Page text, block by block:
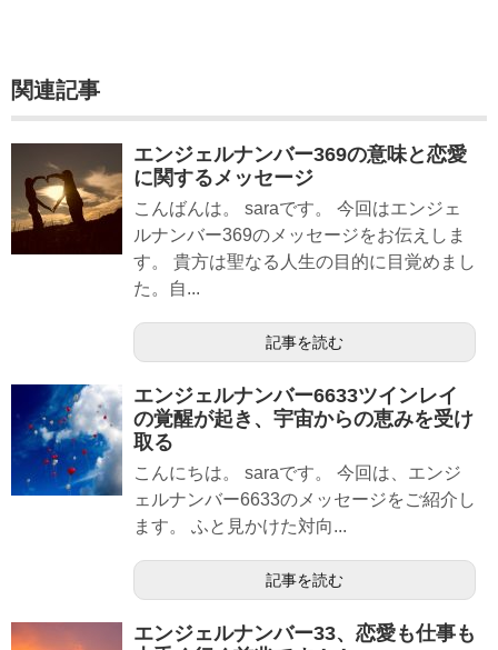
関連記事
エンジェルナンバー369の意味と恋愛
に関するメッセージ
こんばんは。 saraです。 今回はエンジェ
ルナンバー369のメッセージをお伝えしま
す。 貴方は聖なる人生の目的に目覚めまし
た。自...
記事を読む
エンジェルナンバー6633ツインレイ
の覚醒が起き、宇宙からの恵みを受け
取る
こんにちは。 saraです。 今回は、エンジ
ェルナンバー6633のメッセージをご紹介し
ます。 ふと見かけた対向...
記事を読む
エンジェルナンバー33、恋愛も仕事も